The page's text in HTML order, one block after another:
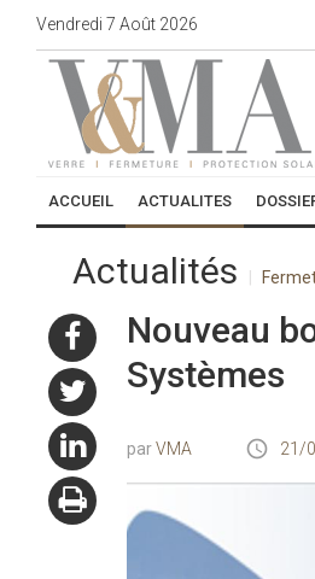
Vendredi 7 Août 2026
ACCUEIL ACTUALITES
Actualités
Nouveau
Systèmes
VMA 21/